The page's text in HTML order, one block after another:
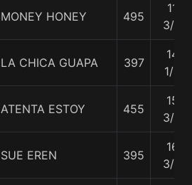
MONEY HONEY 495
11
3/4
LA CHICA GUAPA 397
14
1/4
ATENTA ESTOY 455
15
3/4
SUE EREN 395
16
3/4